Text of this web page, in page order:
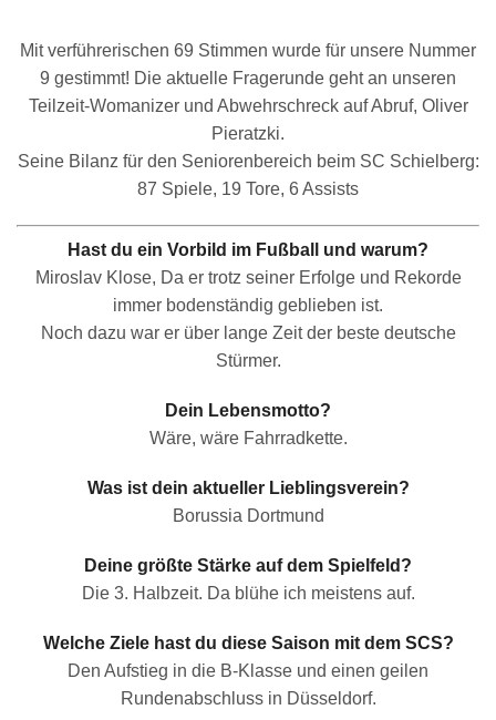
Mit verführerischen 69 Stimmen wurde für unsere Nummer
9 gestimmt! Die aktuelle Fragerunde geht an unseren
Teilzeit-Womanizer und Abwehrschreck auf Abruf, Oliver
Pieratzki.
Seine Bilanz für den Seniorenbereich beim SC Schielberg:
87 Spiele, 19 Tore, 6 Assists
Hast du ein Vorbild im Fußball und warum?
Miroslav Klose, Da er trotz seiner Erfolge und Rekorde
immer bodenständig geblieben ist.
Noch dazu war er über lange Zeit der beste deutsche
Stürmer.
Dein Lebensmotto?
Wäre, wäre Fahrradkette.
Was ist dein aktueller Lieblingsverein?
Borussia Dortmund
Deine größte Stärke auf dem Spielfeld?
Die 3. Halbzeit. Da blühe ich meistens auf.
Welche Ziele hast du diese Saison mit dem SCS?
Den Aufstieg in die B-Klasse und einen geilen
Rundenabschluss in Düsseldorf.